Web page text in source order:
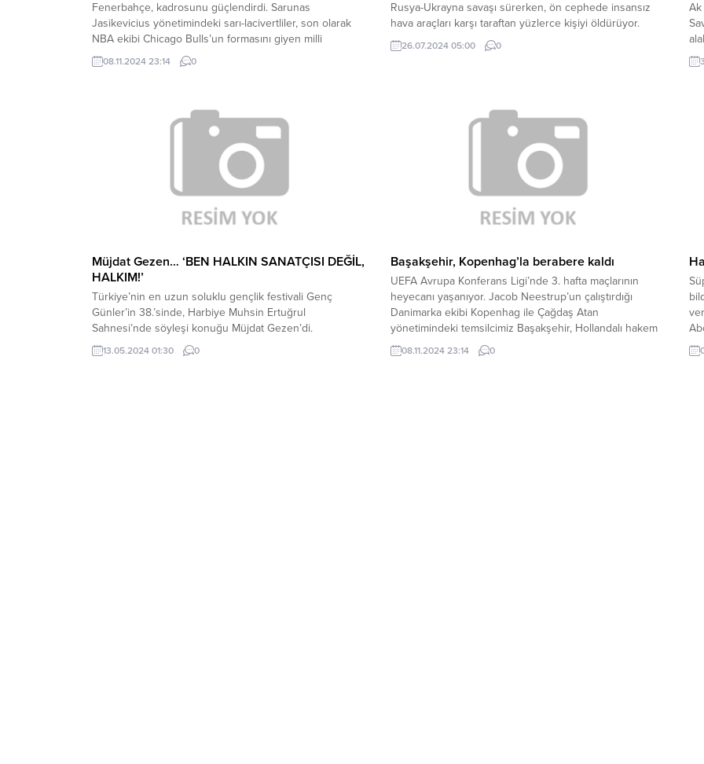
Fenerbahçe, kadrosunu güçlendirdi. Sarunas
Jasikevicius yönetimindeki sarı-lacivertliler, son olarak
NBA ekibi Chicago Bulls’un formasını giyen milli
basketbolcu Onuralp Bitim’i transfer ettiğini duyurdu.
Fenerbahçe, 25 yaşındaki oyuncunun sezon sonuna
Fenerbahçe’nin açıklaması şu şekilde: Fenerbahçe...
08.11.2024 23:14 0
Rusya-Ukrayna savaşı sürerken, ön cephede insansız
hava araçları karşı taraftan yüzlerce kişiyi öldürüyor.
26.07.2024 05:00 0
Ak
Müjdat Gezen… ‘BEN HALKIN SANATÇISI DEĞİL,
HALKIM!’
Türkiye’nin en uzun soluklu gençlik festivali Genç
Günler’in 38.’sinde, Harbiye Muhsin Ertuğrul
Sahnesi’nde söyleşi konuğu Müjdat Gezen’di.
13.05.2024 01:30 0
Başakşehir, Kopenhag’la berabere kaldı
UEFA Avrupa Konferans Ligi’nde 3. hafta maçlarının
heyecanı yaşanıyor. Jacob Neestrup’un çalıştırdığı
Danimarka ekibi Kopenhag ile Çağdaş Atan
yönetimindeki temsilcimiz Başakşehir, Hollandalı hakem
Joey Kooij’in düdük çaldığı müsabakada Parken
Stadyumu’nda karşı karşıya geldi. 4 golün çıktığı
08.11.2024 23:14 0